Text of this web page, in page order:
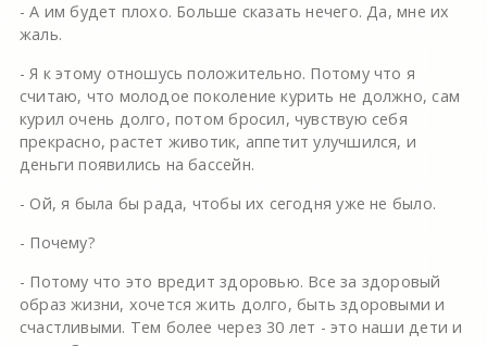
- А им будет плохо. Больше сказать нечего. Да, мне их
жаль.
- Я к этому отношусь положительно. Потому что я
считаю, что молодое поколение курить не должно, сам
курил очень долго, потом бросил, чувствую себя
прекрасно, растет животик, аппетит улучшился, и
деньги появились на бассейн.
- Ой, я была бы рада, чтобы их сегодня уже не было.
- Почему?
- Потому что это вредит здоровью. Все за здоровый
образ жизни, хочется жить долго, быть здоровыми и
счастливыми. Тем более через 30 лет - это наши дети и